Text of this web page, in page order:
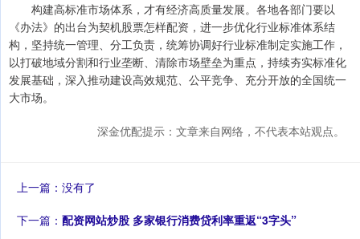
构建高标准市场体系，才有经济高质量发展。各地各部门要以
《办法》的出台为契机股票怎样配资，进一步优化行业标准体系结
构，坚持统一管理、分工负责，统筹协调好行业标准制定实施工作，
以打破地域分割和行业垄断、清除市场壁垒为重点，持续夯实标准化
发展基础，深入推动建设高效规范、公平竞争、充分开放的全国统一
大市场。
深金优配提示：文章来自网络，不代表本站观点。
上一篇：没有了
下一篇： 配资网站炒股 多家银行消费贷利率重返“3字头”